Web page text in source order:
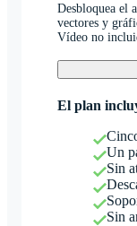
Desbloquea el
vectores y
Vídeo no
El plan
Un
Sin
Sin